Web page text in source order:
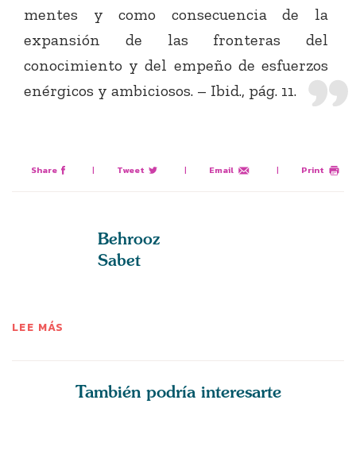
mentes y como consecuencia de la
expansión de las fronteras del
conocimiento y del empeño de esfuerzos
enérgicos y ambiciosos. – Ibid., pág. 11.
Share | Tweet | Email | Print
Behrooz
Sabet
LEE MÁS
También podría interesarte